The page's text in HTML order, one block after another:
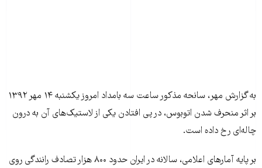
به گزارش مهر، سانحه مذکور ساعت سه بامداد امروز یکشنبه ۱۴ مهر ۱۳۹۲
بر اثر منحرف شدن اتوبوس، در پی افتادن یکی از لاستیک‌های آن به درون
چاله‌ای رخ داده است.
بر پایه آمارهای اعلامی، سالانه در ایران حدود ۸۰۰ هزار تصادف رانندگی روی